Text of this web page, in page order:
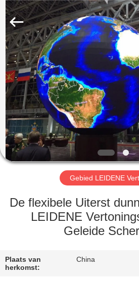
HUIS
PRODUCTEN
VIDEO'S
OVER
ONS
FABRIEKSTOCHT
NEEM
Weigu
Electronic
Technology
Co.,
Ltd..
Rights
Reserved.
Gebied LEIDENE
De flexibele Uiterst
LEIDENE
Geleide
Plaats van
herkomst:
China